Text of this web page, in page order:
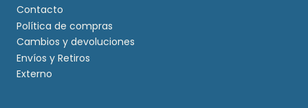
Contacto
Política de compras
Cambios y devoluciones
Envíos y Retiros
Externo